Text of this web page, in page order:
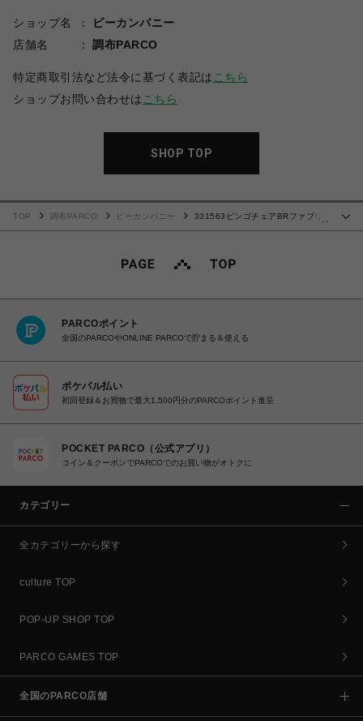
ショップ名
ビーカンパニー
店舗名
調布PARCO
特定商取引法など法令に基づく表記は こちら
ショップお問い合わせは こちら
SHOP TOP
…
TOP 調布PARCO ビーカンパニー
331563ピンゴチェアBRファブリ
PARCOポイント
全国のPARCOやONLINE PARCOで貯まる＆使える
ポケパル払い
初回登録＆お買物で最大1,500円分のPARCOポイント進呈
POCKET PARCO（公式アプリ）
コイン＆クーポンでPARCOでのお買い物がオトクに
カテゴリー
全カテゴリーから探す
culture TOP
POP-UP SHOP TOP
PARCO GAMES TOP
全国のPARCO店舗